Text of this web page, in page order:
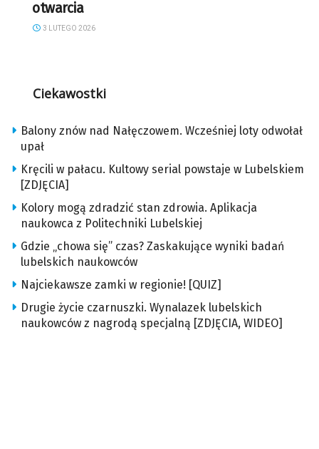
otwarcia
3 LUTEGO 2026
Ciekawostki
Balony znów nad Nałęczowem. Wcześniej loty odwołał
upał
Kręcili w pałacu. Kultowy serial powstaje w Lubelskiem
[ZDJĘCIA]
Kolory mogą zdradzić stan zdrowia. Aplikacja
naukowca z Politechniki Lubelskiej
Gdzie „chowa się” czas? Zaskakujące wyniki badań
lubelskich naukowców
Najciekawsze zamki w regionie! [QUIZ]
Drugie życie czarnuszki. Wynalazek lubelskich
naukowców z nagrodą specjalną [ZDJĘCIA, WIDEO]